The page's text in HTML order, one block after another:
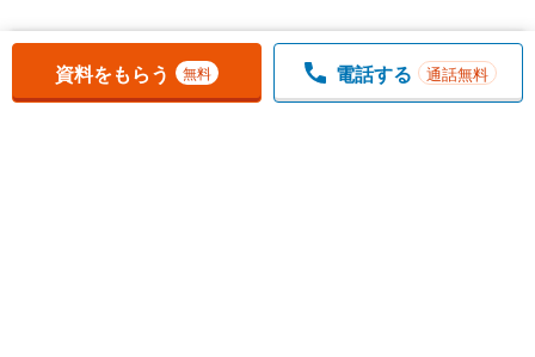
お気に入りに追加しました。 一覧を開く
資料をもらう 無料 電話する 通話無料